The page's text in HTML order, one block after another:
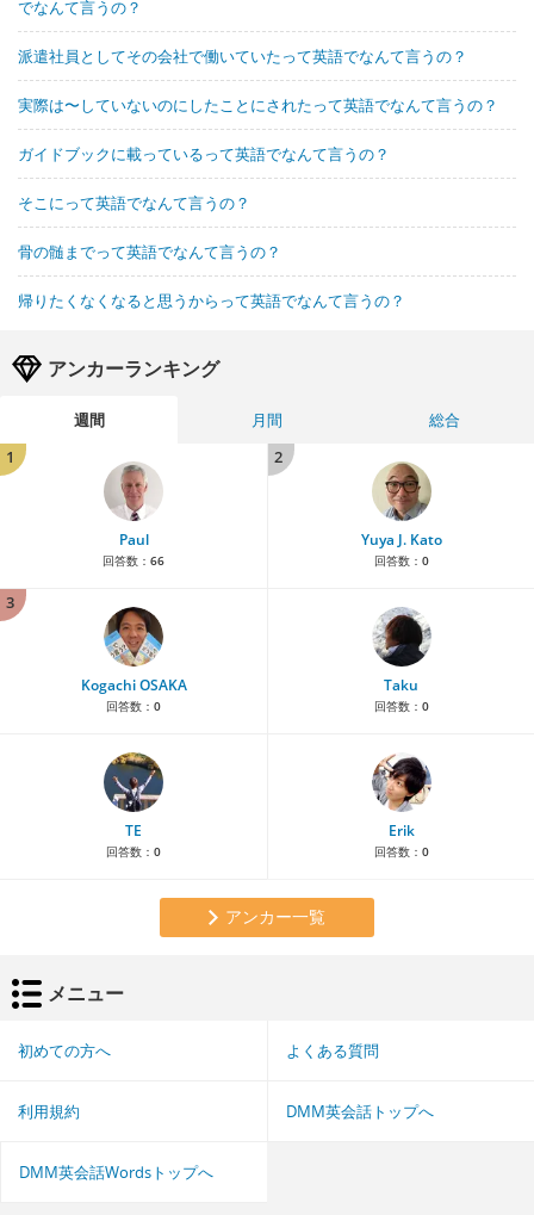
でなんて言うの？
派遣社員としてその会社で働いていたって英語でなんて言うの？
実際は〜していないのにしたことにされたって英語でなんて言うの？
ガイドブックに載っているって英語でなんて言うの？
そこにって英語でなんて言うの？
骨の髄までって英語でなんて言うの？
帰りたくなくなると思うからって英語でなんて言うの？
アンカーランキング
週間 月間
総合
1
Paul
回答数： 66
2
Yuya J. Kato
回答数： 0
3
Kogachi OSAKA
回答数： 0
Taku
回答数： 0
TE
回答数： 0
Erik
回答数： 0
アンカー一覧
メニュー
初めての方へ よくある質問
利用規約 DMM英会話トップへ
DMM英会話Wordsトップへ